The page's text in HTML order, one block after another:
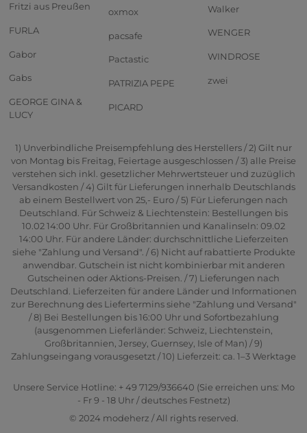
Fritzi aus Preußen
FURLA
Gabor
Gabs
GEORGE GINA &
LUCY
oxmox
pacsafe
Pactastic
PATRIZIA PEPE
PICARD
Walker
WENGER
WINDROSE
zwei
1) Unverbindliche Preisempfehlung des Herstellers / 2) Gilt nur
von Montag bis Freitag, Feiertage ausgeschlossen / 3) alle Preise
verstehen sich inkl. gesetzlicher Mehrwertsteuer und zuzüglich
Versandkosten / 4) Gilt für Lieferungen innerhalb Deutschlands
ab einem Bestellwert von 25,- Euro / 5) Für Lieferungen nach
Deutschland. Für Schweiz & Liechtenstein: Bestellungen bis
10.02 14:00 Uhr. Für Großbritannien und Kanalinseln: 09.02
14:00 Uhr. Für andere Länder: durchschnittliche Lieferzeiten
siehe "Zahlung und Versand". / 6) Nicht auf rabattierte Produkte
anwendbar. Gutschein ist nicht kombinierbar mit anderen
Gutscheinen oder Aktions-Preisen. / 7) Lieferungen nach
Deutschland. Lieferzeiten für andere Länder und Informationen
zur Berechnung des Liefertermins siehe "Zahlung und Versand"
/ 8) Bei Bestellungen bis 16:00 Uhr und Sofortbezahlung
(ausgenommen Lieferländer: Schweiz, Liechtenstein,
Großbritannien, Jersey, Guernsey, Isle of Man) / 9)
Zahlungseingang vorausgesetzt / 10) Lieferzeit: ca. 1–3 Werktage
Unsere Service Hotline: + 49 7129/936640 (Sie erreichen uns: Mo
- Fr 9 - 18 Uhr / deutsches Festnetz)
© 2024 modeherz / All rights reserved.